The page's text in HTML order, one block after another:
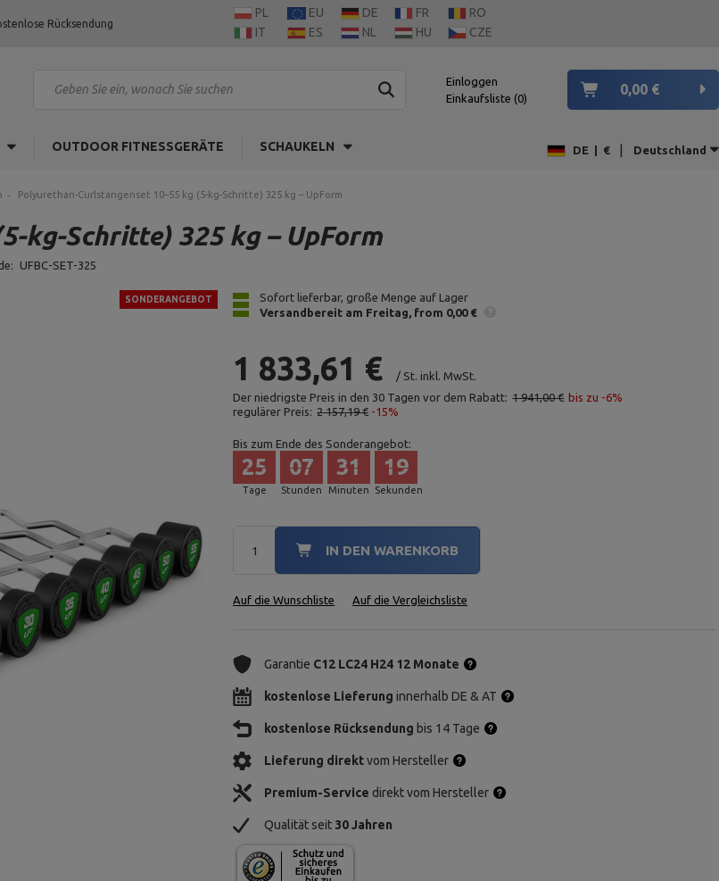
Rücksendung
PL EU DE FR
RO
IT
ES NL HU CZE
Einloggen
Einkaufsliste 0
0,00 €
OUTDOOR FITNESSGERÄTE SCHAUKELN DE € | Deutschland
Polyurethan-Curlstangenset 10–55 kg (5-kg-Schritte) 325 kg – UpForm
kg-Schritte) 325 kg – UpForm
UFBC-SET-325
SONDERANGEBOT
Sofort lieferbar, große Menge auf Lager
Versandbereit am Freitag from 0,00 €
1 833,61 € / St. inkl. MwSt.
Der niedrigste Preis in den 30 Tagen vor dem Rabatt: 1 941,00 € bis zu -6%
regulärer Preis: 2 157,19 € -15%
Bis zum Ende des Sonderangebot:
Tage
25
Stunden
07
Minuten
31
Sekunden
18
IN DEN WARENKORB
Auf die Wunschliste Auf die Vergleichsliste
Garantie C12 LC24 H24 12 Monate
kostenlose Lieferung innerhalb DE & AT
kostenlose Rücksendung bis 14 Tage
Lieferung direktvom Hersteller
Premium-Service direkt vom Hersteller
Qualität seit 30 Jahren